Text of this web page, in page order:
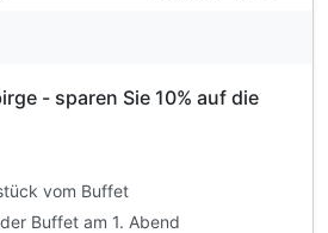
Sauna
Ihrem Zimmer
- sparen Sie 10% auf die
vom Buffet
Buffet am 1. Abend